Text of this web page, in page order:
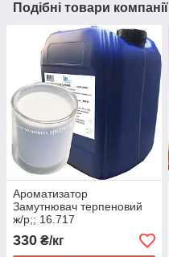
Подібні товари компанії
Ароматизатор
Замутнювач терпеновий
ж/р;; 16.717
330 ₴/кг